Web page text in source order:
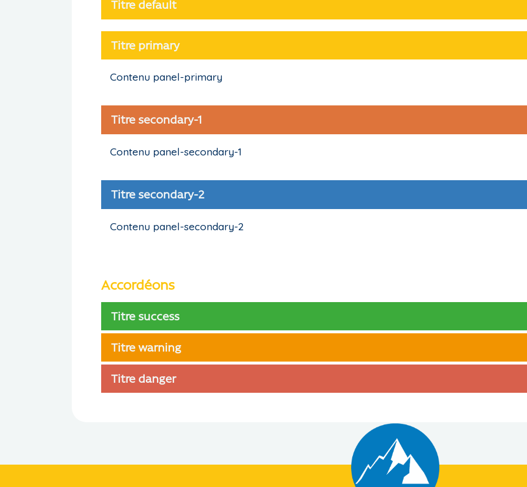
Titre default
Titre primary
Contenu panel-primary
Titre secondary-1
Contenu panel-secondary-1
Titre secondary-2
Contenu panel-secondary-2
Accordéons
Titre success
Titre warning
Titre danger